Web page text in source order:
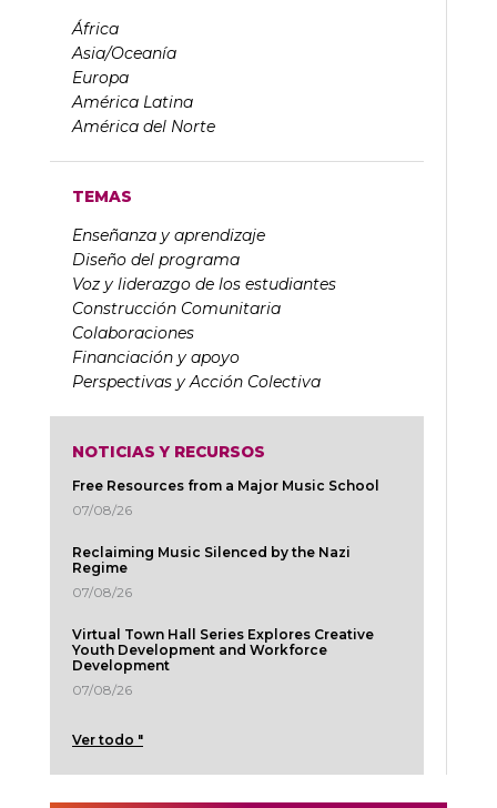
África
Asia/Oceanía
Europa
América Latina
América del Norte
TEMAS
Enseñanza y aprendizaje
Diseño del programa
Voz y liderazgo de los estudiantes
Construcción Comunitaria
Colaboraciones
Financiación y apoyo
Perspectivas y Acción Colectiva
NOTICIAS Y RECURSOS
Free Resources from a Major Music School
07/08/26
Reclaiming Music Silenced by the Nazi
Regime
07/08/26
Virtual Town Hall Series Explores Creative
Youth Development and Workforce
Development
07/08/26
Ver todo "